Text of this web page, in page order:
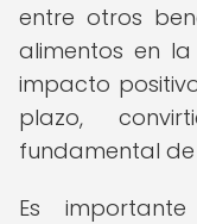
entre otros
alimentos en
impacto
plazo,
fundamental
Es